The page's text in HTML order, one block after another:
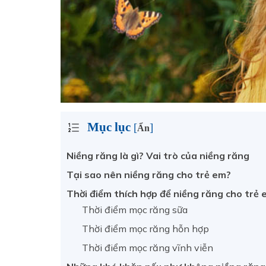
Mục lục [Ẩn]
Niềng răng là gì? Vai trò của niềng răng
Tại sao nên niềng răng cho trẻ em?
Thời điểm thích hợp để niềng răng cho trẻ
Thời điểm mọc răng sữa
Thời điểm mọc răng hỗn hợp
Thời điểm mọc răng vĩnh viễn